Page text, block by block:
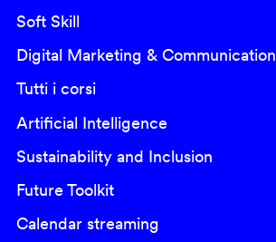
Soft Skill
Digital Marketing & Communication
Tutti i corsi
Artificial Intelligence
Sustainability and Inclusion
Future Toolkit
Calendar streaming